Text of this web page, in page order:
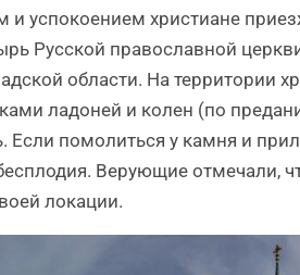
и успокоением христиане
Русской православной
области. На территории
ладоней и колен (по
Если помолиться у камня и
Верующие отмечали,
локации.